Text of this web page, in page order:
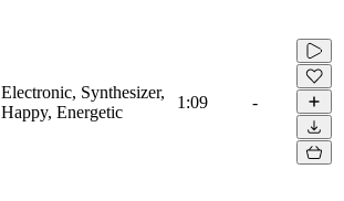
Electronic, Synthesizer,
Happy, Energetic
1:09 -